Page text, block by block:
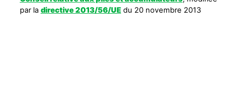
par la directive 2013/56/UEdu 20 novembre 2013